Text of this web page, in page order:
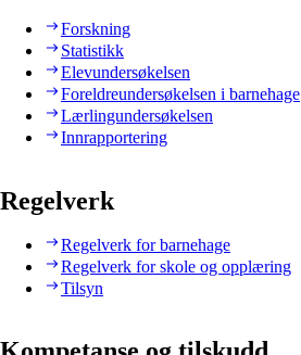
Forskning
Statistikk
Elevundersøkelsen
Foreldreundersøkelsen i barnehage
Lærlingundersøkelsen
Innrapportering
Regelverk
Regelverk for barnehage
Regelverk for skole og opplæring
Tilsyn